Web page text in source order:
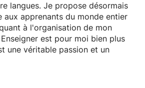
langues. Je propose désormais
aux apprenants du monde entier
à l'organisation de mon
est pour moi bien plus
une véritable passion et un
et scolaires sont